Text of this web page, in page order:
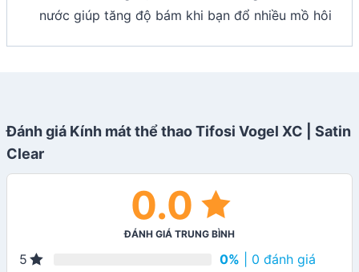
nước giúp tăng độ bám khi bạn đổ nhiều mồ hôi
Đánh giá Kính mát thể thao Tifosi Vogel XC | Satin
Clear
0.0
ĐÁNH GIÁ TRUNG BÌNH
5 0% | 0 đánh giá